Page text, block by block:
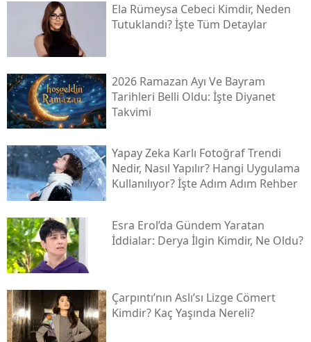
Ela Rümeysa Cebeci Kimdir, Neden
Tutuklandı? İşte Tüm Detaylar
2026 Ramazan Ayı Ve Bayram
Tarihleri Belli Oldu: İşte Diyanet
Takvimi
Yapay Zeka Karlı Fotoğraf Trendi
Nedir, Nasıl Yapılır? Hangi Uygulama
Kullanılıyor? İşte Adım Adım Rehber
Esra Erol’da Gündem Yaratan
İddialar: Derya İlgin Kimdir, Ne Oldu?
Çarpıntı’nın Aslı’sı Lizge Cömert
Kimdir? Kaç Yaşında Nereli?